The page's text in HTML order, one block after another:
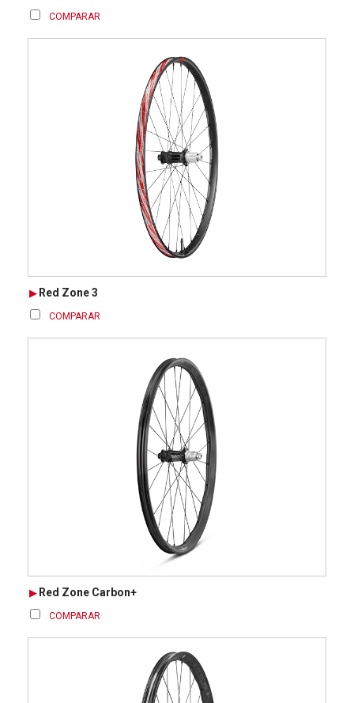
COMPARAR
Red Zone 3
COMPARAR
Red Zone Carbon+
COMPARAR